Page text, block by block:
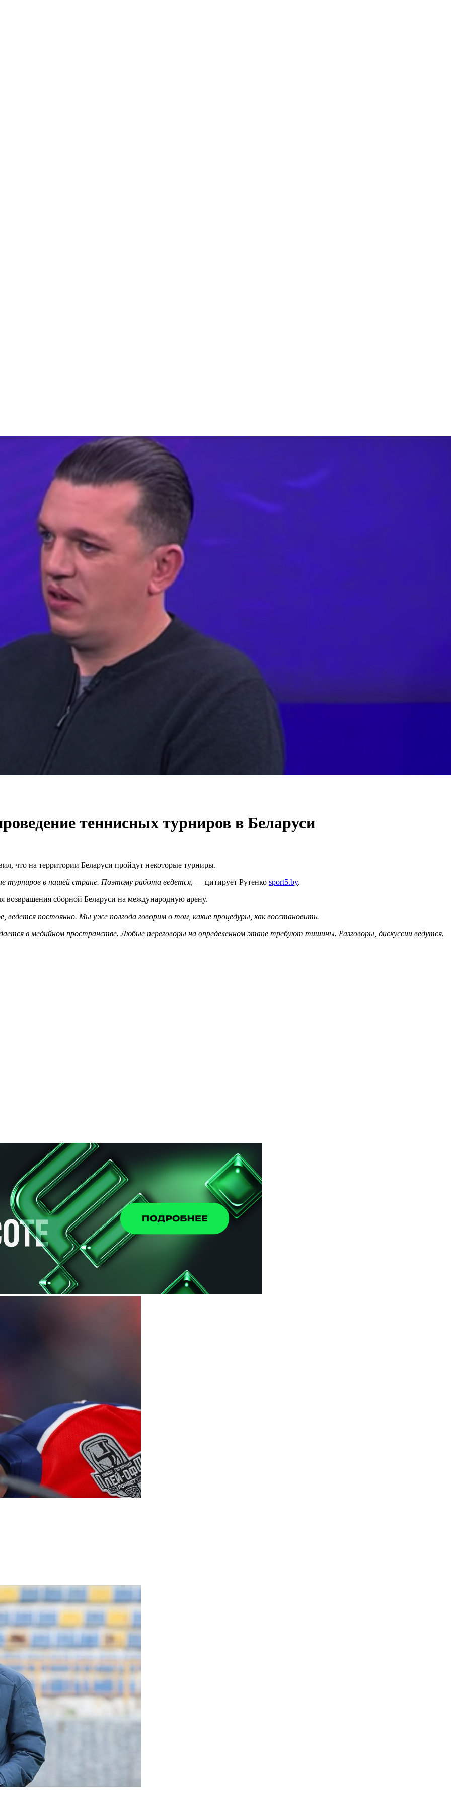
теннисных турниров в Беларуси
что на территории Беларуси пройдут некоторые турниры.
турниров в нашей стране. Поэтому работа ведется, — цитирует Рутенко sport5.by.
возвращения сборной Беларуси на международную арену.
ведется постоянно. Мы уже полгода говорим о том, какие процедуры, как восстановить.
в медийном пространстве. Любые переговоры на определенном этапе требуют тишины. Разговоры, дискуссии ведутся,